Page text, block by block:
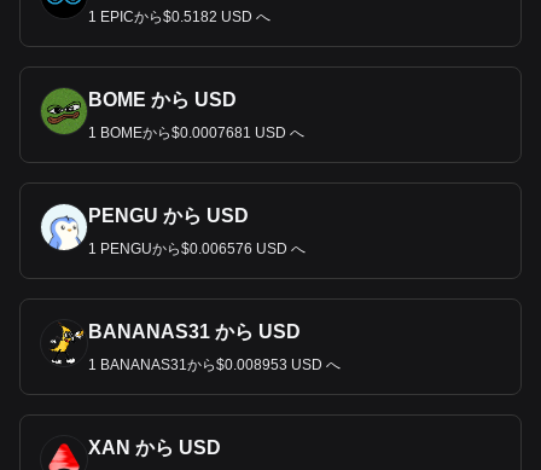
1 EPICから$0.5182 USD へ
BOME から USD
1 BOMEから$0.0007681 USD へ
PENGU から USD
1 PENGUから$0.006576 USD へ
BANANAS31 から USD
1 BANANAS31から$0.008953 USD へ
XAN から USD